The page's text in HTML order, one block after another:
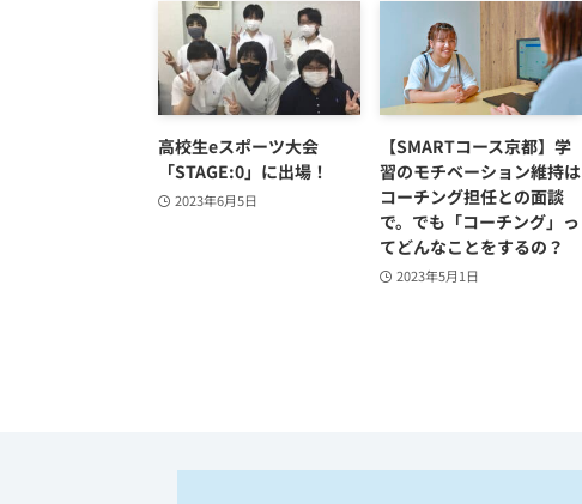
高校生eスポーツ大会
「STAGE:0」に出場！
2023年6月5日
【SMARTコース京都】学
習のモチベーション維持は
コーチング担任との面談
で。でも「コーチング」っ
てどんなことをするの？
2023年5月1日